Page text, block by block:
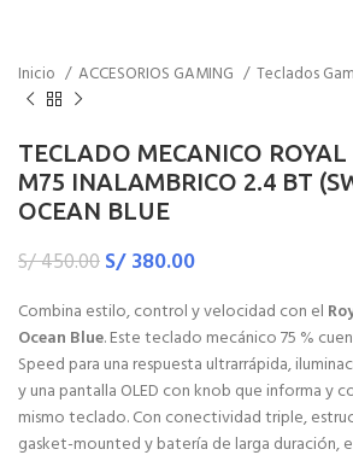
Inicio ACCESORIOS GAMING Teclados
TECLADO MECANICO
M75 INALAMBRICO 2.4 BT
OCEAN BLUE
S/450.00S/380.00
Combina estilo, control y velocidad con el
Ocean Blue. Este teclado mecánico 75 %
Speed para una respuesta ultrarrápida,
y una pantalla OLED con knob que informa y
mismo teclado. Con conectividad triple,
gasket-mounted y batería de larga duración,